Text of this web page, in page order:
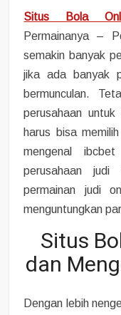
Situs Bola
Permainanya –
semakin banyak
jika ada banyak
bermunculan.
perusahaan
harus bisa
mengenal
perusahaan judi
permainan judi
menguntungkan
Situs
dan
Dengan lebih